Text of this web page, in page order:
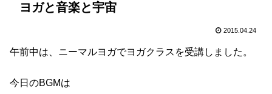
ヨガと音楽と宇宙
2015.04.24
午前中は、ニーマルヨガでヨガクラスを受講しました。
今日のBGMは